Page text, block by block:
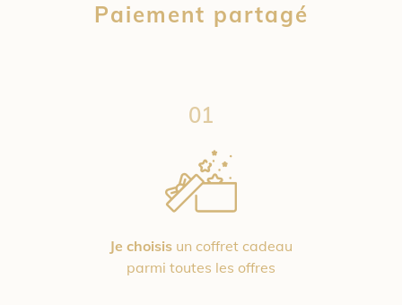
Paiement partagé
01
Je choisis un coffret cadeau
parmi toutes les offres